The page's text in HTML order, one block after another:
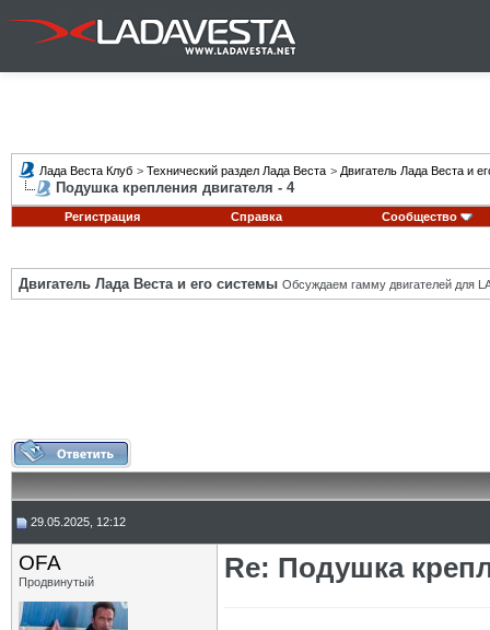
Лада Веста Клуб > Технический раздел Лада Веста > Двигатель Лада Веста и
Подушка крепления двигателя - 4
Регистрация Справка Сообщество
Двигатель Лада Веста и его системы Обсуждаем гамму двигателей для
29.05.2025, 12:12
OFA
Продвинутый Re: Подушка